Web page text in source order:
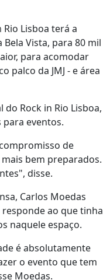
Rio Lisboa terá a
Vista, para 80 mil
para acomodar
palco da JMJ - e área
Rock in Rio Lisboa,
eventos.
de
bem preparados.
disse.
Carlos Moedas
ao que tinha
naquele espaço.
é absolutamente
o evento que tem
Moedas.